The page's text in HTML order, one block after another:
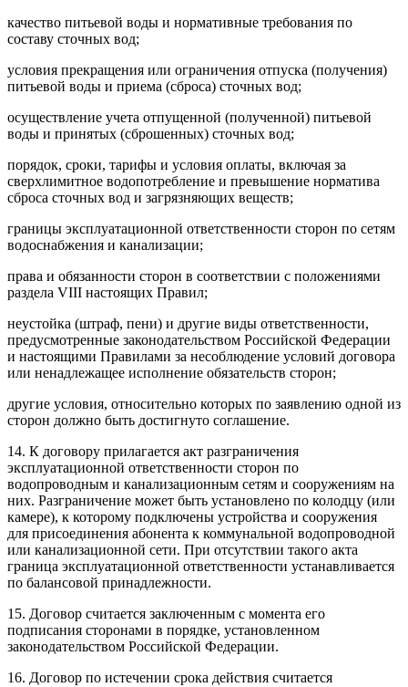
качество питьевой воды и нормативные требования по
составу сточных вод;
условия прекращения или ограничения отпуска (получения)
питьевой воды и приема (сброса) сточных вод;
осуществление учета отпущенной (полученной) питьевой
воды и принятых (сброшенных) сточных вод;
порядок, сроки, тарифы и условия оплаты, включая за
сверхлимитное водопотребление и превышение норматива
сброса сточных вод и загрязняющих веществ;
границы эксплуатационной ответственности сторон по сетям
водоснабжения и канализации;
права и обязанности сторон в соответствии с положениями
раздела VIII настоящих Правил;
неустойка (штраф, пени) и другие виды ответственности,
предусмотренные законодательством Российской Федерации
и настоящими Правилами за несоблюдение условий договора
или ненадлежащее исполнение обязательств сторон;
другие условия, относительно которых по заявлению одной из
сторон должно быть достигнуто соглашение.
14. К договору прилагается акт разграничения
эксплуатационной ответственности сторон по
водопроводным и канализационным сетям и сооружениям на
них. Разграничение может быть установлено по колодцу (или
камере), к которому подключены устройства и сооружения
для присоединения абонента к коммунальной водопроводной
или канализационной сети. При отсутствии такого акта
граница эксплуатационной ответственности устанавливается
по балансовой принадлежности.
15. Договор считается заключенным с момента его
подписания сторонами в порядке, установленном
законодательством Российской Федерации.
16. Договор по истечении срока действия считается